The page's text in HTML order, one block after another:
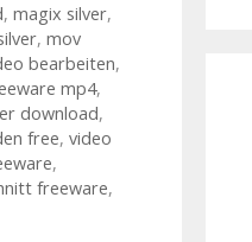
, magix silver,
, mov
bearbeiten,
mp4,
download,
free, video
,
freeware,